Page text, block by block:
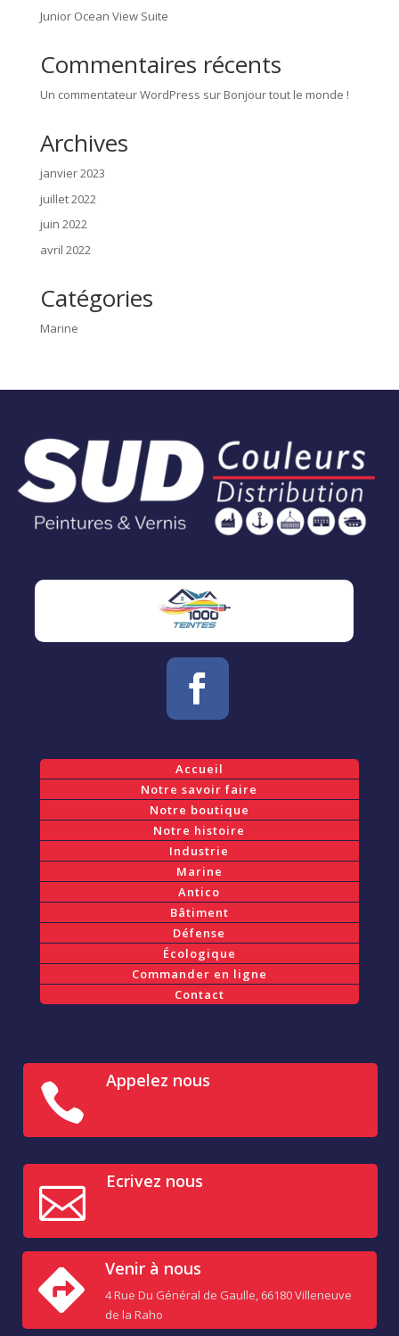
Junior Ocean View Suite
Commentaires récents
Un commentateur WordPress sur Bonjour tout le monde !
Archives
janvier 2023
juillet 2022
juin 2022
avril 2022
Catégories
Marine
Accueil
Notre savoir faire
Notre boutique
Notre histoire
Industrie
Marine
Antico
Bâtiment
Défense
Écologique
Commander en ligne
Contact
 Appelez nous
 Ecrivez nous
 Venir à nous
4 Rue Du Général de Gaulle, 66180 Villeneuve
de la Raho